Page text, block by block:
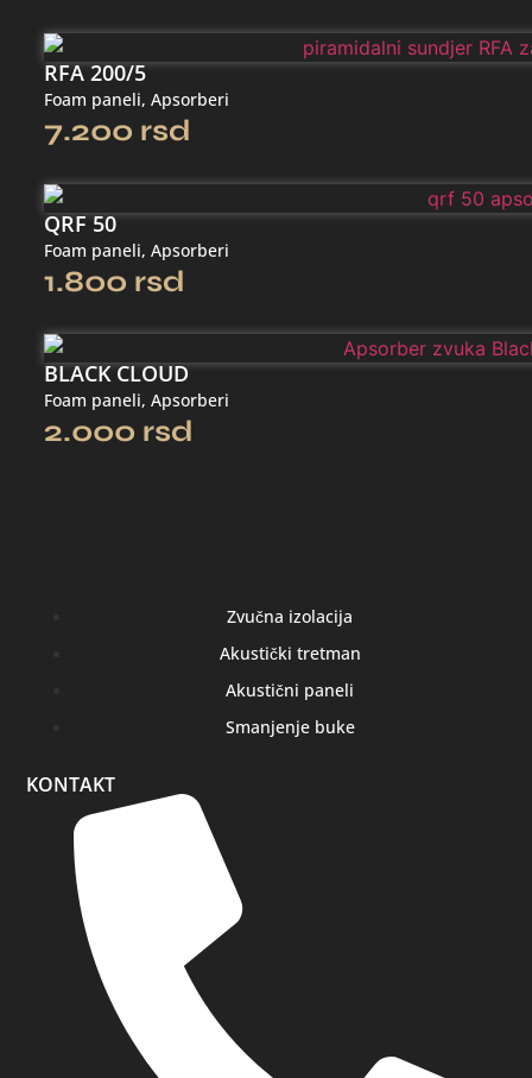
RFA 200/5
Foam paneli,Apsorberi
7.200 rsd
QRF 50
Foam paneli,Apsorberi
1.800 rsd
BLACK CLOUD
Foam paneli,Apsorberi
2.000 rsd
Zvučna izolacija
Akustički tretman
Akustični paneli
Smanjenje buke
KONTAKT